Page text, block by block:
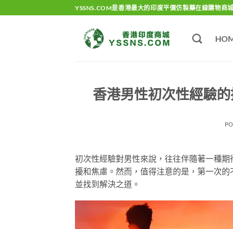
to
YSSNS.COM是香港最大的印度平價仿製藥在線購物商城
香港男性初次性經驗
初次性經驗對男性來說，往往伴隨著一種
擾和焦慮。然而，值得注意的是，第一次
並找到解決之道。